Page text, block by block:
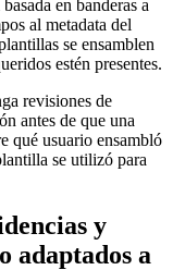
en banderas a
al metadata del
se ensamblen
estén presentes.
revisiones de
antes de que una
qué usuario ensambló
se utilizó para
y
adaptados a